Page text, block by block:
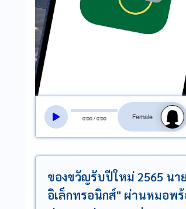
0:00/0:00
สลับเสียงอ่าน
ของขวัญรับปีใหม่ 2565 น
อิเล็กทรอนิกส์" ผ่านหมอพ